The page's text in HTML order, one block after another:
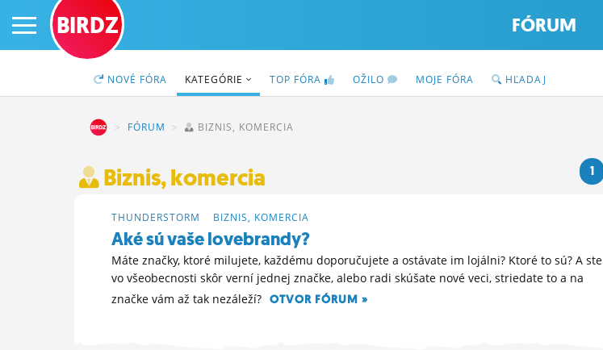
PRIHLÁS SA
ČINŽIAK
FÓRUM
STATUSY
BIRDZ FÓRUM
NOVÉ FÓRA KATEGÓRIE TOP FÓRA OŽILO MOJE FÓRA HĽADAJ
FÓRUM BIZNIS, KOMERCIA
Biznis, komercia 1
THUNDERSTORM BIZNIS, KOMERCIA
Aké sú vaše lovebrandy?
Máte značky, ktoré milujete, každému doporučujete a ostávate im lojálni? Ktoré to sú? A ste
vo všeobecnosti skôr verní jednej značke, alebo radi skúšate nové veci, striedate to a na
značke vám až tak nezáleží? OTVOR FÓRUM »